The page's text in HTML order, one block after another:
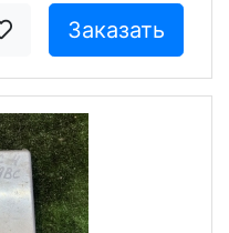
Заказать